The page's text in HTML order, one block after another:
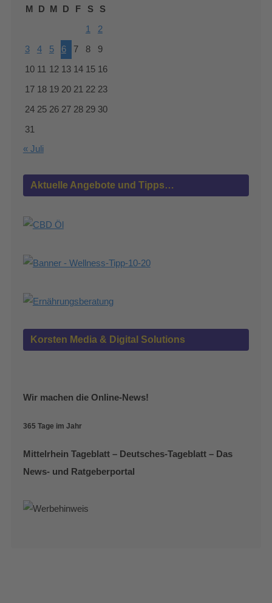
M
D M D F S S
1 2
3 4 5 6 7 8 9
10 11 12 13 14 15 16
17 18 19 20 21 22 23
24 25 26 27 28 29 30
31
« Juli
Aktuelle Angebote und Tipps…
Korsten Media & Digital Solutions
Wir machen die Online-News!
365 Tage im Jahr
Mittelrhein Tageblatt – Deutsches-Tageblatt – Das
News- und Ratgeberportal